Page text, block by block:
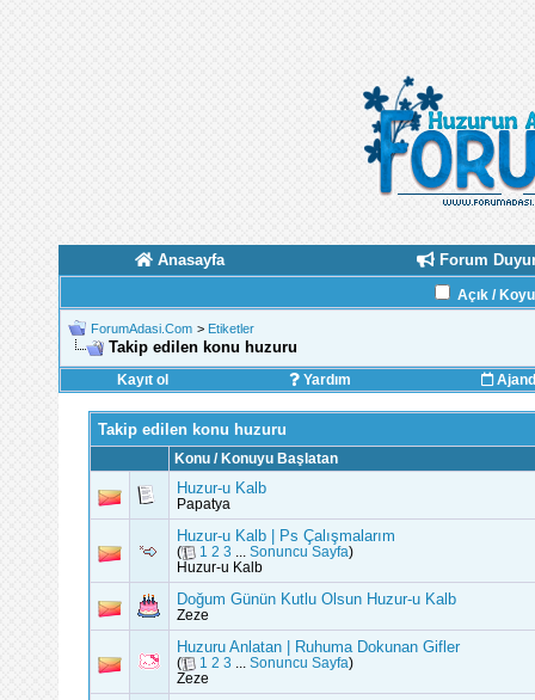
Anasayfa Forum
Açık /
ForumAdasi.Com > Etiketler
Takip edilen konu huzuru
Kayıt ol Yardım
Takip edilen konu huzuru
Konu / Konuyu Başlatan
Huzur-u Kalb
Papatya
Huzur-u Kalb | Ps Çalışmalarım
( 1 2 3 Sonuncu Sayfa)
Huzur-u Kalb
Doğum Günün Kutlu Olsun Huzur-u Kalb
Zeze
Huzuru Anlatan | Ruhuma Dokunan Gifler
( 1 2 3 Sonuncu Sayfa)
Zeze